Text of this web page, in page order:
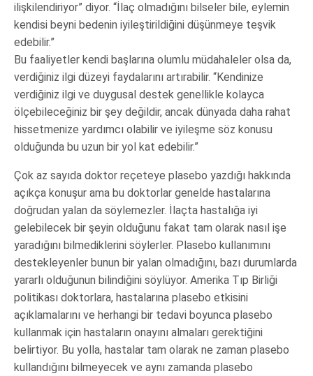
ilişkilendiriyor” diyor. “İlaç olmadığını bilseler bile, eylemin
kendisi beyni bedenin iyileştirildiğini düşünmeye teşvik
edebilir.”
Bu faaliyetler kendi başlarına olumlu müdahaleler olsa da,
verdiğiniz ilgi düzeyi faydalarını artırabilir. “Kendinize
verdiğiniz ilgi ve duygusal destek genellikle kolayca
ölçebileceğiniz bir şey değildir, ancak dünyada daha rahat
hissetmenize yardımcı olabilir ve iyileşme söz konusu
olduğunda bu uzun bir yol kat edebilir.”
Çok az sayıda doktor reçeteye plasebo yazdığı hakkında
açıkça konuşur ama bu doktorlar genelde hastalarına
doğrudan yalan da söylemezler. İlaçta hastalığa iyi
gelebilecek bir şeyin olduğunu fakat tam olarak nasıl işe
yaradığını bilmediklerini söylerler. Plasebo kullanımını
destekleyenler bunun bir yalan olmadığını, bazı durumlarda
yararlı olduğunun bilindiğini söylüyor. Amerika Tıp Birliği
politikası doktorlara, hastalarına plasebo etkisini
açıklamalarını ve herhangi bir tedavi boyunca plasebo
kullanmak için hastaların onayını almaları gerektiğini
belirtiyor. Bu yolla, hastalar tam olarak ne zaman plasebo
kullandığını bilmeyecek ve aynı zamanda plasebo